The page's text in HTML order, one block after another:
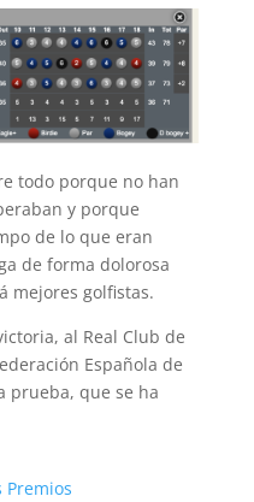
todo porque no han
y porque
de lo que eran
de forma dolorosa
mejores golfistas.
al Real Club de
Española de
prueba, que se ha
Premios